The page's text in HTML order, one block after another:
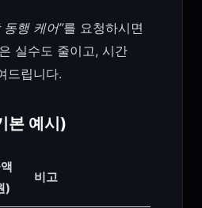
동행 케어”를 요청하시면
실수도 줄이고, 시간
드립니다.
본 예시)
)
비고